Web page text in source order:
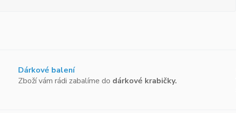
Dárkové balení
Zboží vám rádi zabalíme do dárkové krabičky.